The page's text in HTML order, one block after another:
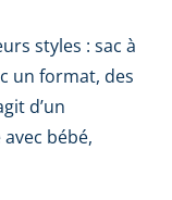
styles : sac à
un format, des
d’un
bébé,